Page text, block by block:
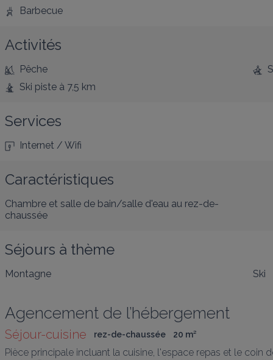
Barbecue
Activités
Pêche
Ski piste à 7,5 km
Services
Internet / Wifi
Caractéristiques
Chambre et salle de bain/salle d'eau au rez-de-
chaussée
Séjours à thème
Montagne Ski
Agencement de l’hébergement
Séjour-cuisine rez-de-chaussée 20 m²
Pièce principale incluant la cuisine, l'espace repas et le coin